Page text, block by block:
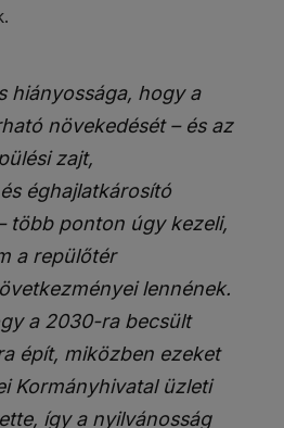
hiányossága, hogy a
növekedését – és az
zajt,
éghajlatkárosító
több ponton úgy kezeli,
a repülőtér
lennének.
a 2030-ra becsült
épít, miközben ezeket
Kormányhivatal üzleti
így a nyilvánosság